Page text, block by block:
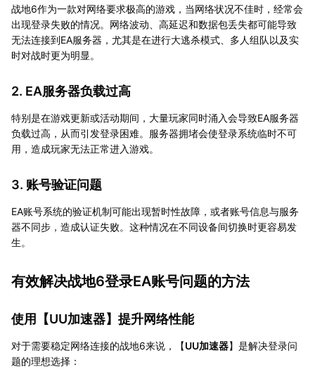
战地6作为一款对网络要求极高的游戏，当网络状况不佳时，经常会
出现登录失败的情况。网络波动、高延迟和数据包丢失都可能导致
无法连接到EA服务器，尤其是在进行大逃杀模式、多人组队以及实
时对战时更为明显。
2. EA服务器负载过高
特别是在游戏更新或活动期间，大量玩家同时涌入会导致EA服务器
负载过高，从而引发登录困难。服务器拥堵会使登录系统临时不可
用，造成玩家无法正常进入游戏。
3. 账号验证问题
EA账号系统的验证机制可能出现暂时性故障，或者账号信息与服务
器不同步，造成认证失败。这种情况在不同设备间切换时更容易发
生。
有效解决战地6登录EA账号问题的方法
使用【UU加速器】提升网络性能
对于需要稳定网络连接的战地6来说，【UU加速器】是解决登录问
题的理想选择：